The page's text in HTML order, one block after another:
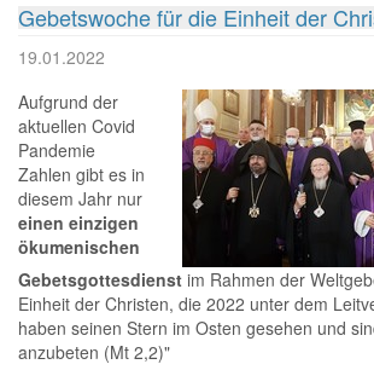
Gebetswoche für die Einheit der
19.01.2022
Aufgrund der
aktuellen Covid
Pandemie
Zahlen gibt es in
diesem Jahr nur
einen einzigen
ökumenischen
Gebetsgottesdienst im Rahmen der
Einheit der Christen, die 2022 unter dem
haben seinen Stern im Osten gesehen und
anzubeten (Mt 2,2)"